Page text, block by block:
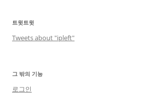
트윗트윗
Tweets about "ipleft"
그 밖의 기능
로그인